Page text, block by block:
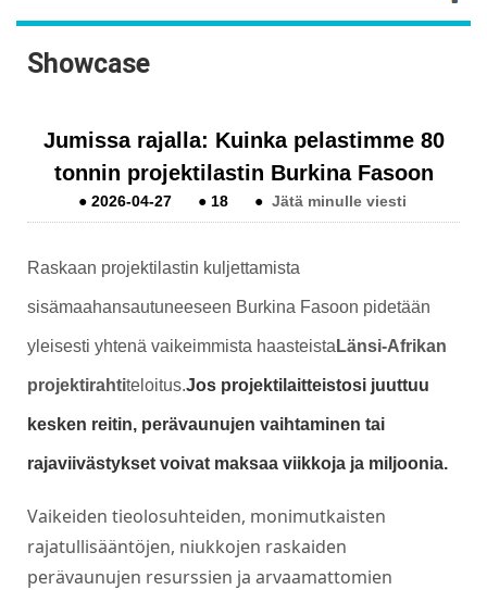
Showcase
Jumissa rajalla: Kuinka pelastimme 80
tonnin projektilastin Burkina Fasoon
●2026-04-27 ● 18 ● Jätä minulle viesti
Raskaan projektilastin kuljettamista
sisämaahansautuneeseen Burkina Fasoon pidetään
yleisesti yhtenä vaikeimmista haasteista Länsi-Afrikan
projektirahtiteloitus.Jos projektilaitteistosi juuttuu
kesken reitin, perävaunujen vaihtaminen tai
rajaviivästykset voivat maksaa viikkoja ja miljoonia.
Vaikeiden tieolosuhteiden, monimutkaisten
rajatullisääntöjen, niukkojen raskaiden
perävaunujen resurssien ja arvaamattomien